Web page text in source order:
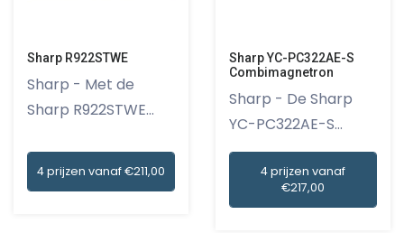
Sharp R922STWE
Sharp - Met de
Sharp R922STWE
4 prijzen vanaf €211,00
Sharp YC-PC322AE-S
Combimagnetron
Sharp - De Sharp
YC-PC322AE-S
Combimagnetro...
4 prijzen vanaf
€217,00